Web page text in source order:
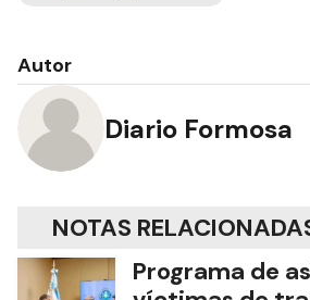
Autor
Diario Formosa
NOTAS
Programa de